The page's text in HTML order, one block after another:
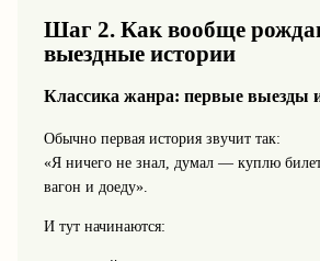
Шаг 2. Как вообще
выездные истории
Классика жанра: первые выезды
Обычно первая история звучит так:
«Я ничего не знал, думал — куплю
вагон и доеду».
И тут начинаются: